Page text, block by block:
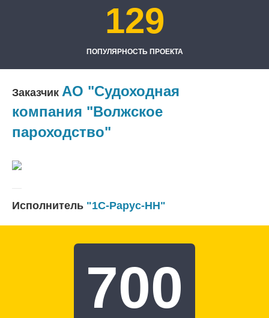
129
ПОПУЛЯРНОСТЬ ПРОЕКТА
Заказчик АО "Судоходная
компания "Волжское
пароходство"
Исполнитель "1С-Рарус-НН"
700